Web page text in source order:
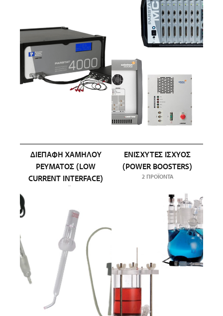
ΔΙΕΠΑΦΉ ΧΑΜΗΛΟΎ
ΡΕΎΜΑΤΟΣ (LOW
CURRENT INTERFACE)
1 ΠΡΟΪΌΝ
ΕΝΙΣΧΥΤΈΣ IΣΧΎΟΣ
(POWER BOOSTERS)
2 ΠΡΟΪΌΝΤΑ